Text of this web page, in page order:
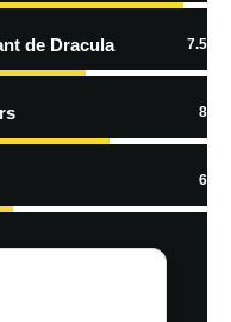
de Dracula 7.5
8
6